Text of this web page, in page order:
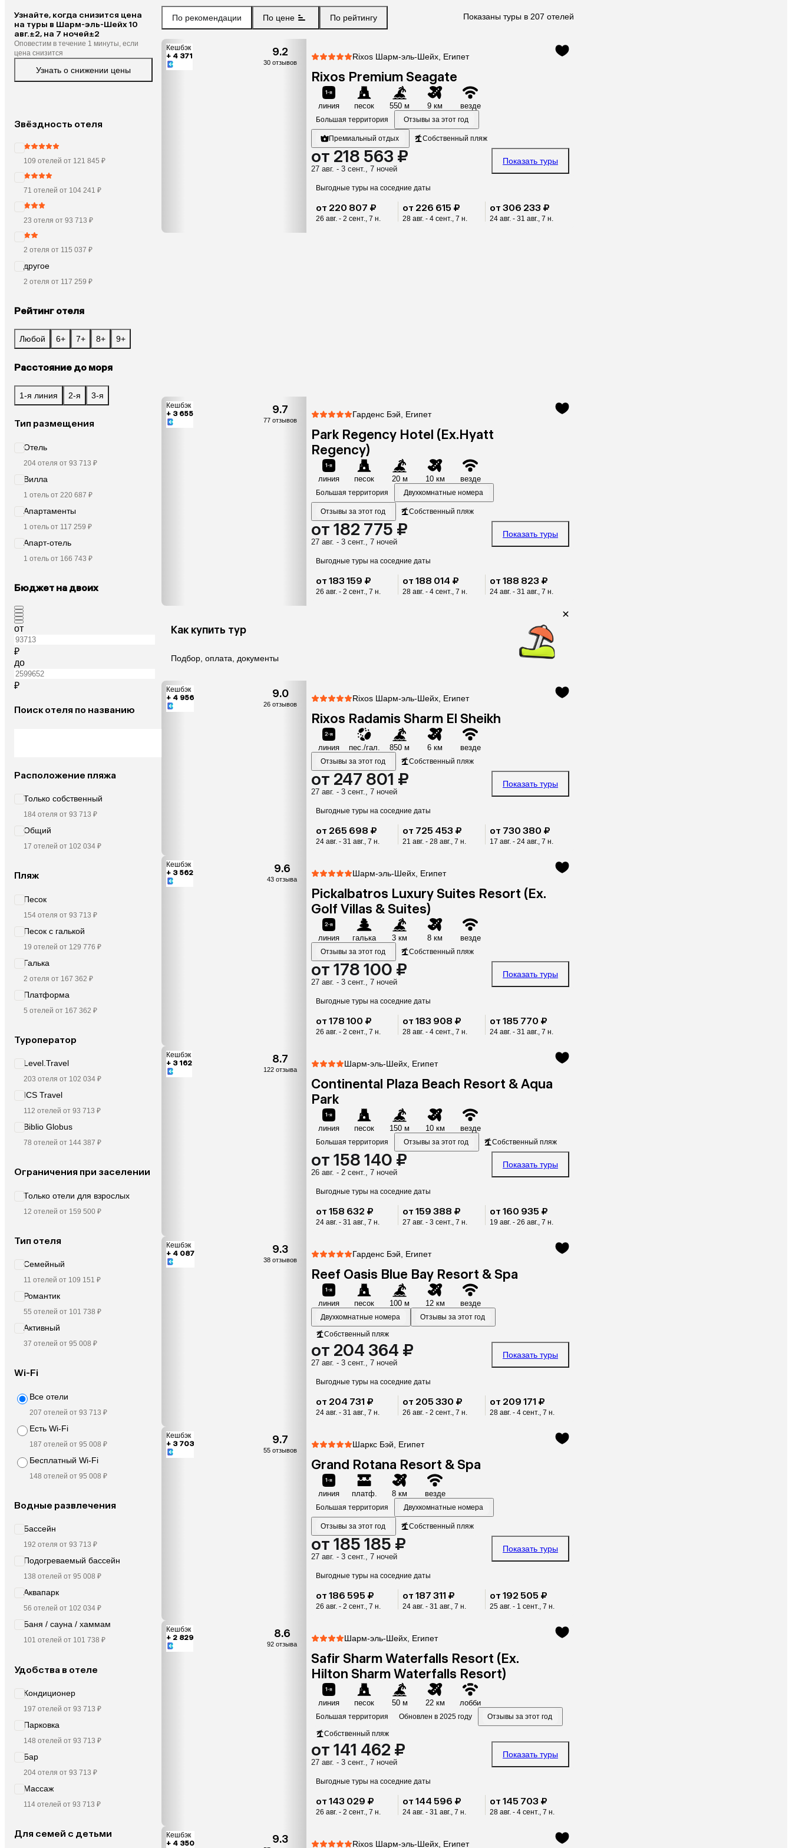
Узнайте, когда снизится цена
на туры в Шарм-эль-Шейх 10
авг.±2, на 7 ночей±2
Оповестим в течение 1 минуты, если
цена снизится
Узнать о снижении цены
Звёздность отеля
109 отелей от 121 845 ₽
71 отелей от 104 241 ₽
23 отеля от 93 713 ₽
2 отеля от 115 037 ₽
другое
2 отеля от 117 259 ₽
Рейтинг отеля
Любой 6+ 7+ 8+ 9+
Расстояние до моря
1-я линия 2-я 3-я
Тип размещения
Отель
204 отеля от 93 713 ₽
Вилла
1 отель от 220 687 ₽
Апартаменты
1 отель от 117 259 ₽
Апарт-отель
1 отель от 166 743 ₽
Бюджет на двоих
от
₽
до
₽
Поиск отеля по названию
Расположение пляжа
Только собственный
184 отеля от 93 713 ₽
Общий
17 отелей от 102 034 ₽
Пляж
Песок
154 отеля от 93 713 ₽
Песок с галькой
19 отелей от 129 776 ₽
Галька
2 отеля от 167 362 ₽
Платформа
5 отелей от 167 362 ₽
Туроператор
Level.Travel
203 отеля от 102 034 ₽
ICS Travel
112 отелей от 93 713 ₽
Biblio Globus
78 отелей от 144 387 ₽
Ограничения при заселении
Только отели для взрослых
12 отелей от 159 500 ₽
Тип отеля
Семейный
11 отелей от 109 151 ₽
Романтик
55 отелей от 101 738 ₽
Активный
37 отелей от 95 008 ₽
Wi-Fi
Все отели
207 отелей от 93 713 ₽
Есть Wi-Fi
187 отелей от 95 008 ₽
Бесплатный Wi-Fi
148 отелей от 95 008 ₽
Водные развлечения
Бассейн
192 отеля от 93 713 ₽
Подогреваемый бассейн
138 отелей от 95 008 ₽
Аквапарк
56 отелей от 102 034 ₽
Баня / сауна / хаммам
101 отелей от 101 738 ₽
Удобства в отеле
Кондиционер
197 отелей от 93 713 ₽
Парковка
148 отелей от 93 713 ₽
Бар
204 отеля от 93 713 ₽
Массаж
114 отелей от 93 713 ₽
Для семей с детьми
По рекомендации По цене По рейтингу Показаны туры в 207 отелей
Кешбэк
+ 4 371
9.2
30 отзывов
Rixos Шарм-эль-Шейх, Египет
Rixos Premium Seagate
линия песок 550 м 9 км везде
Большая территория Отзывы за этот год
Премиальный отдых Собственный пляж
от 218 563 ₽
27 авг. - 3 сент., 7 ночей
Показать туры
Выгодные туры на соседние даты
от 220 807 ₽
26 авг. - 2 сент., 7 н.
от 226 615 ₽
28 авг. - 4 сент., 7 н.
от 306 233 ₽
24 авг. - 31 авг., 7 н.
Кешбэк
+ 3 655
9.7
77 отзывов
Гарденс Бэй, Египет
Park Regency Hotel (Ex.Hyatt
Regency)
линия песок 20 м 10 км везде
Большая территория Двухкомнатные номера
Отзывы за этот год Собственный пляж
от 182 775 ₽
27 авг. - 3 сент., 7 ночей
Показать туры
Выгодные туры на соседние даты
от 183 159 ₽
26 авг. - 2 сент., 7 н.
от 188 014 ₽
28 авг. - 4 сент., 7 н.
от 188 823 ₽
24 авг. - 31 авг., 7 н.
Как купить тур
Подбор, оплата, документы
Кешбэк
+ 4 956
9.0
26 отзывов
Rixos Шарм-эль-Шейх, Египет
Rixos Radamis Sharm El Sheikh
линия пес./гал. 850 м 6 км везде
Отзывы за этот год Собственный пляж
от 247 801 ₽
27 авг. - 3 сент., 7 ночей
Показать туры
Выгодные туры на соседние даты
от 265 698 ₽
24 авг. - 31 авг., 7 н.
от 725 453 ₽
21 авг. - 28 авг., 7 н.
от 730 380 ₽
17 авг. - 24 авг., 7 н.
Кешбэк
+ 3 562
9.6
43 отзыва
Шарм-эль-Шейх, Египет
Pickalbatros Luxury Suites Resort (Ex.
Golf Villas & Suites)
линия галька 3 км 8 км везде
Отзывы за этот год Собственный пляж
от 178 100 ₽
27 авг. - 3 сент., 7 ночей
Показать туры
Выгодные туры на соседние даты
от 178 100 ₽
26 авг. - 2 сент., 7 н.
от 183 908 ₽
28 авг. - 4 сент., 7 н.
от 185 770 ₽
24 авг. - 31 авг., 7 н.
Кешбэк
+ 3 162
8.7
122 отзыва
Шарм-эль-Шейх, Египет
Continental Plaza Beach Resort & Aqua
Park
линия песок 150 м 10 км везде
Большая территория Отзывы за этот год Собственный пляж
от 158 140 ₽
26 авг. - 2 сент., 7 ночей
Показать туры
Выгодные туры на соседние даты
от 158 632 ₽
24 авг. - 31 авг., 7 н.
от 159 388 ₽
27 авг. - 3 сент., 7 н.
от 160 935 ₽
19 авг. - 26 авг., 7 н.
Кешбэк
+ 4 087
9.3
38 отзывов
Гарденс Бэй, Египет
Reef Oasis Blue Bay Resort & Spa
линия песок 100 м 12 км везде
Двухкомнатные номера Отзывы за этот год
Собственный пляж
от 204 364 ₽
27 авг. - 3 сент., 7 ночей
Показать туры
Выгодные туры на соседние даты
от 204 731 ₽
24 авг. - 31 авг., 7 н.
от 205 330 ₽
26 авг. - 2 сент., 7 н.
от 209 171 ₽
28 авг. - 4 сент., 7 н.
Кешбэк
+ 3 703
9.7
55 отзывов
Шаркс Бэй, Египет
Grand Rotana Resort & Spa
линия платф. 8 км везде
Большая территория Двухкомнатные номера
Отзывы за этот год Собственный пляж
от 185 185 ₽
27 авг. - 3 сент., 7 ночей
Показать туры
Выгодные туры на соседние даты
от 186 595 ₽
26 авг. - 2 сент., 7 н.
от 187 311 ₽
24 авг. - 31 авг., 7 н.
от 192 505 ₽
25 авг. - 1 сент., 7 н.
Кешбэк
+ 2 829
8.6
92 отзыва
Шарм-эль-Шейх, Египет
Safir Sharm Waterfalls Resort (Ex.
Hilton Sharm Waterfalls Resort)
линия песок 50 м 22 км лобби
Большая территория Обновлен в 2025 году Отзывы за этот год
Собственный пляж
от 141 462 ₽
27 авг. - 3 сент., 7 ночей
Показать туры
Выгодные туры на соседние даты
от 143 029 ₽
26 авг. - 2 сент., 7 н.
от 144 596 ₽
24 авг. - 31 авг., 7 н.
от 145 703 ₽
28 авг. - 4 сент., 7 н.
Кешбэк
+ 4 350
9.3 Rixos Шарм-эль-Шейх, Египет